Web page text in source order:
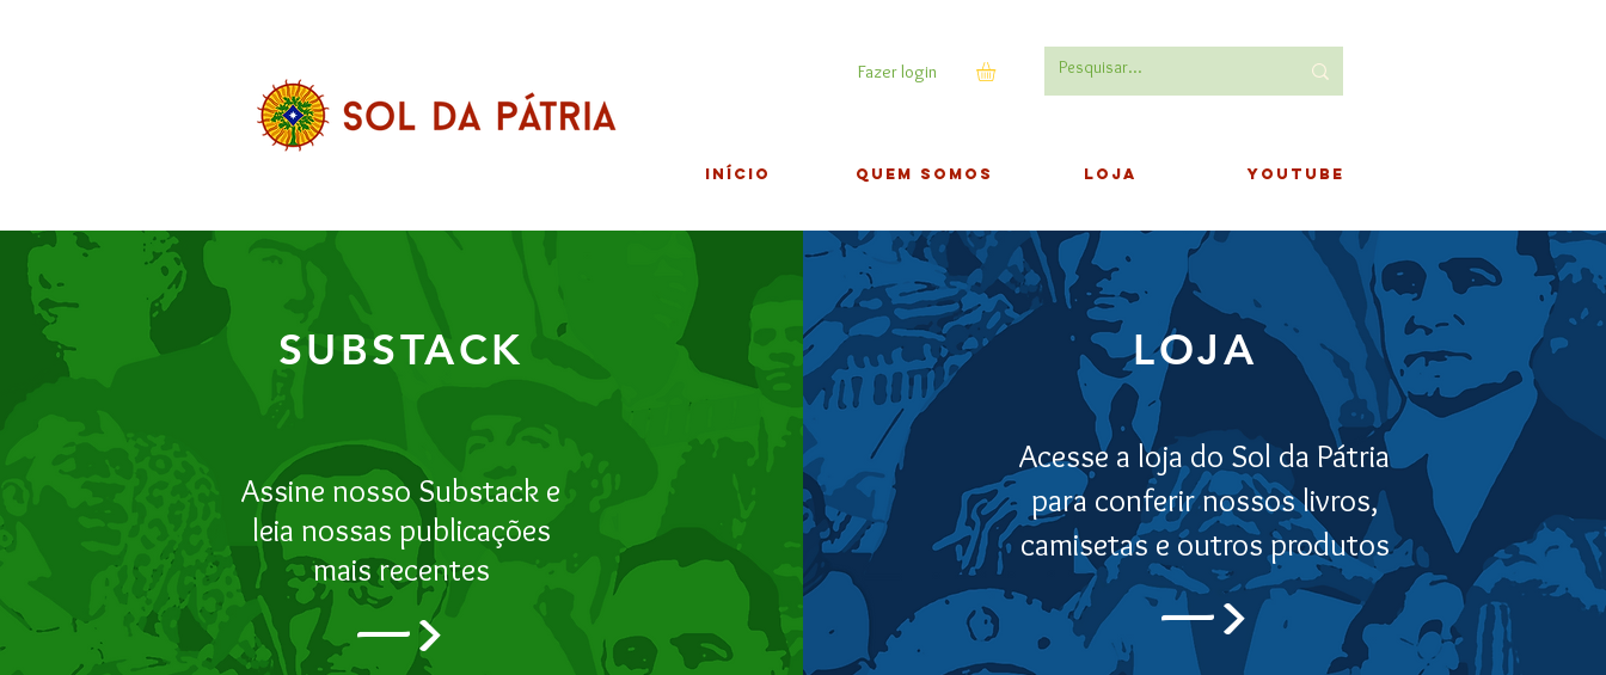
Fazer login
INÍCIO QUEM SOMOS LOJA YOUTUBE
SUBSTACK
Assine nosso Substack e
leia nossas publicações
mais recentes
—>
LOJA
Acesse a loja do Sol da Pátria
para conferir nossos livros,
camisetas e outros produtos
—>